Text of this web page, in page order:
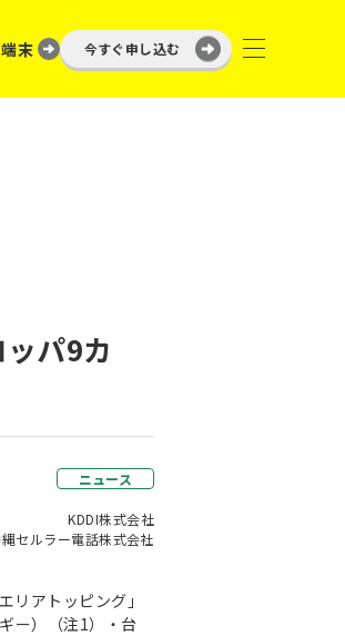
末 今すぐ申し込む
パ9カ
ニュース
KDDI株式会社
セルラー電話株式会社
アトッピング」
ー）（注1）・台